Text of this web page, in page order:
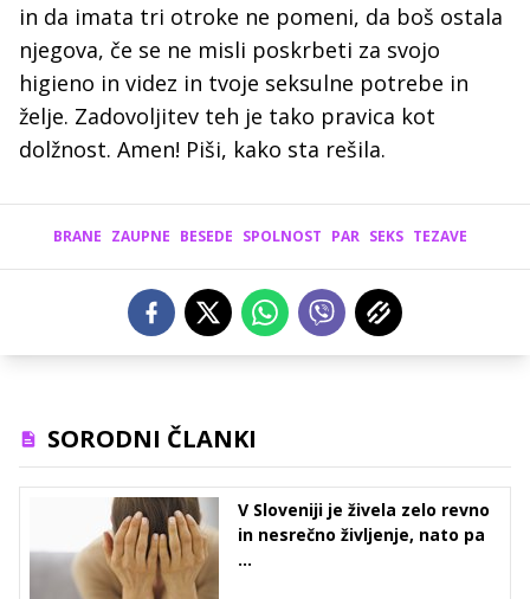
in da imata tri otroke ne pomeni, da boš ostala
njegova, če se ne misli poskrbeti za svojo
higieno in videz in tvoje seksulne potrebe in
želje. Zadovoljitev teh je tako pravica kot
dolžnost. Amen! Piši, kako sta rešila.
BRANE ZAUPNE BESEDE SPOLNOST PAR SEKS TEZAVE
SORODNI ČLANKI
V Sloveniji je živela zelo revno
in nesrečno življenje, nato pa
...